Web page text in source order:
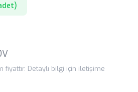
fiyattır. Detaylı bilgi için iletişime